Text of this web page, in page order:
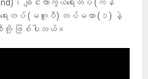
၊ ချင်းကာကွယ်ရေးတပ် (ကန်
ေးတပ် (မတူပီ) တပ်မဟာ (၁) နဲ့
စီတို့ ဖြစ်ပါတယ်။